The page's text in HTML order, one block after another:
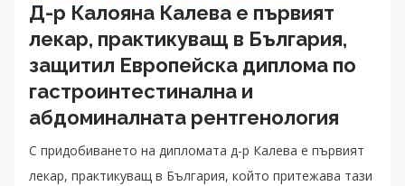
Д-р Калояна Калева е първият
лекар, практикуващ в България,
защитил Европейска диплома по
гастроинтестинална и
абдоминалната рентгенология
С придобиването на дипломата д-р Калева е първият
лекар, практикуващ в България, който притежава тази